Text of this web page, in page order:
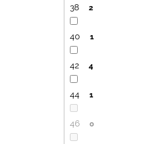
38 2
40 1
42 4
44 1
46 0